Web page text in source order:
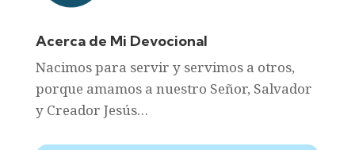
Acerca de Mi Devocional
Nacimos para servir y servimos a otros,
porque amamos a nuestro Señor, Salvador
y Creador Jesús…